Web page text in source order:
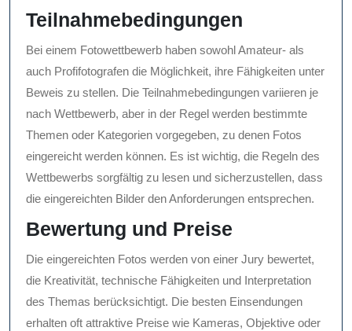
Teilnahmebedingungen
Bei einem Fotowettbewerb haben sowohl Amateur- als
auch Profifotografen die Möglichkeit, ihre Fähigkeiten unter
Beweis zu stellen. Die Teilnahmebedingungen variieren je
nach Wettbewerb, aber in der Regel werden bestimmte
Themen oder Kategorien vorgegeben, zu denen Fotos
eingereicht werden können. Es ist wichtig, die Regeln des
Wettbewerbs sorgfältig zu lesen und sicherzustellen, dass
die eingereichten Bilder den Anforderungen entsprechen.
Bewertung und Preise
Die eingereichten Fotos werden von einer Jury bewertet,
die Kreativität, technische Fähigkeiten und Interpretation
des Themas berücksichtigt. Die besten Einsendungen
erhalten oft attraktive Preise wie Kameras, Objektive oder